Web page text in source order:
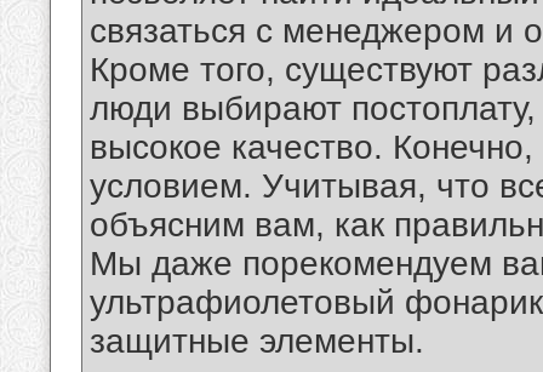
связаться с менеджером и
Кроме того, существуют
люди выбирают постоплату,
высокое качество.
условием. Учитывая, что
объясним вам, как
Мы даже порекомендуем
ультрафиолетовый
защитные элементы.